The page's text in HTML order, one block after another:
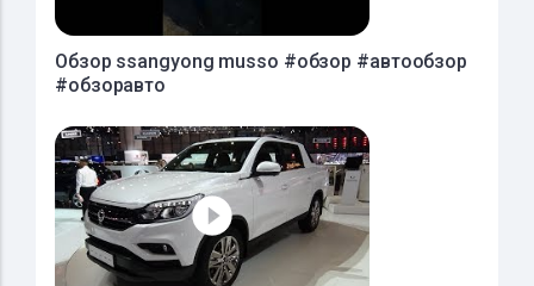
Обзор ssangyong musso #обзор #автообзор
#обзоравто